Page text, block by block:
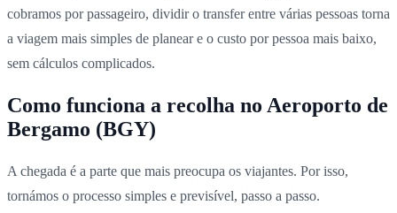
cobramos por passageiro, dividir o transfer entre várias pessoas torna
a viagem mais simples de planear e o custo por pessoa mais baixo,
sem cálculos complicados.
Como funciona a recolha no Aeroporto de
Bergamo (BGY)
A chegada é a parte que mais preocupa os viajantes. Por isso,
tornámos o processo simples e previsível, passo a passo.